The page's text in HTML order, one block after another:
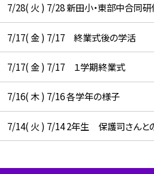
7/28( 火 ) 7/28 新田小・東部中合同
7/17( 金 ) 7/17 終業式後の学活
7/17( 金 ) 7/17 １学期終業式
7/16( 木 ) 7/16 各学年の様子
7/14( 火 ) 7/14 2年生 保護司さんと